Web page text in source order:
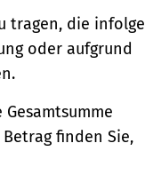
tragen, die infolge
oder aufgrund
finden Sie,